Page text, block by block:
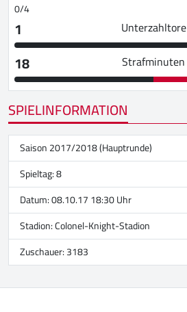
0/4
1 Unterzahltore
18
Strafminuten
SPIELINFORMATION
Saison 2017/2018 (Hauptrunde)
Spieltag: 8
Datum: 08.10.17 18:30 Uhr
Stadion:Colonel-Knight-Stadion
Zuschauer: 3183